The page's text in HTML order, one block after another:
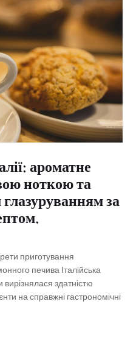
ароматне
ноткою та
за
приготування
печива Італійська
здатністю
на справжні гастрономічні